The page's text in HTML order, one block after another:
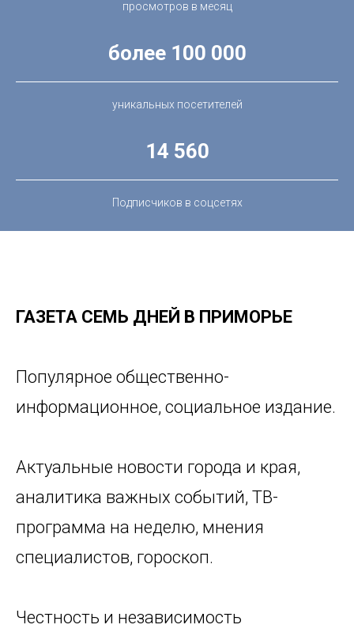
просмотров в месяц
более 100 000
уникальных посетителей
14 560
Подписчиков в соцсетях
ГАЗЕТА СЕМЬ ДНЕЙ В ПРИМОРЬЕ
Популярное общественно-
информационное, социальное издание.
Актуальные новости города и края,
аналитика важных событий, ТВ-
программа на неделю, мнения
специалистов, гороскоп.
Честность и независимость